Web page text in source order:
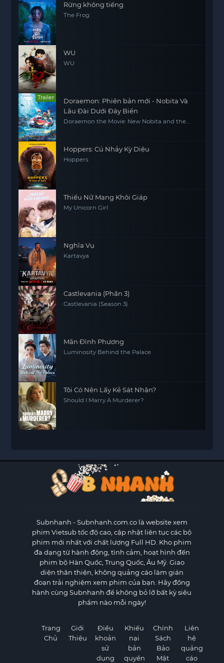
Rừng không tiếng
The Frog
WU
WU
Trailer
Doraemon: Phiên bản mới - Nobita Và
Lâu Đài Dưới Đáy Biển
Doraemon the Movie: New Nobita and the
Hoppers: Cú Nhảy Kỳ Diệu
Hoppers
Thiếu Nữ Mang Khôi Giáp
My Unicorn Girl
Nghĩa Vụ
Kartavya
Castlevania (Phần 3)
Castlevania (Season 3)
Mãn Đình Phương
Luminosity Behind the Palace
Tôi Có Nên Lấy Kẻ Sát Nhân?
Should I Marry A Murderer?
Subnhanh - Subnhanh.com.co là website xem
phim Vietsub tốc độ cao, cập nhật liên tục các bộ
phim mới nhất với chất lượng Full HD. Kho phim
đa dạng từ hành động, tình cảm, hoạt hình đến
phim bộ Hàn Quốc, Trung Quốc, Âu Mỹ. Giao
diện thân thiện, không quảng cáo làm gián
đoạn trải nghiệm xem phim của bạn. Hãy đồng
hành cùng Subnhanh để không bỏ lỡ bất kỳ siêu
phẩm nào mỗi ngày!
Trang
Chủ
Giới
Thiệu
Điều
khoản
sử
dụng
Khiếu
nại
bản
quyền
Chính
Sách
Bảo
Mật
Liên
hệ
quảng
cáo